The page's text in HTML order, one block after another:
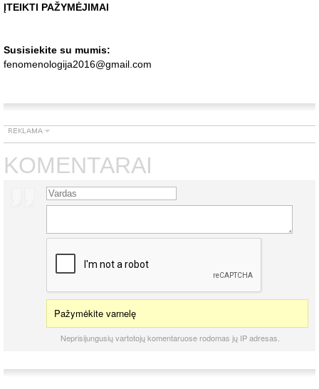
ĮTEIKTI PAŽYMĖJIMAI
Susisiekite su mumis:
fenomenologija2016@gmail.com
KOMENTARAI
Pažymėkite varnelę
Neprisijungusių vartotojų komentaruose rodomas jų IP adresas.